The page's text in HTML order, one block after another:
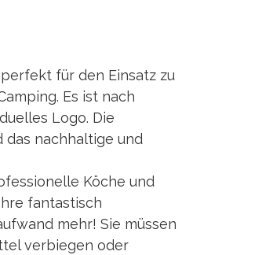
für den Einsatz zu
Es ist nach
Logo. Die
nachhaltige und
Köche und
fantastisch
mehr! Sie müssen
verbiegen oder